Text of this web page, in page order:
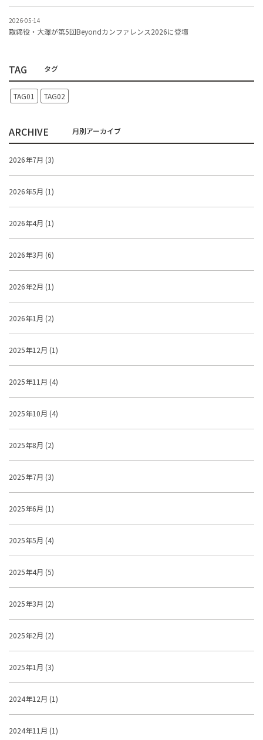
2026-05-14
取締役・大澤が第5回Beyondカンファレンス2026に登壇
TAG
TAG01 TAG02
ARCHIVE
2026年7月 (3)
2026年5月 (1)
2026年4月 (1)
2026年3月 (6)
2026年2月 (1)
2026年1月 (2)
2025年12月 (1)
2025年11月 (4)
2025年10月 (4)
2025年8月 (2)
2025年7月 (3)
2025年6月 (1)
2025年5月 (4)
2025年4月 (5)
2025年3月 (2)
2025年2月 (2)
2025年1月 (3)
2024年12月 (1)
2024年11月 (1)